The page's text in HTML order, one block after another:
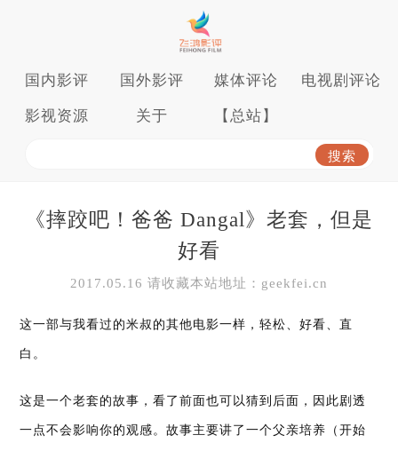
国内影评 国外影评 媒体评论 电视剧评论
影视资源 关于 【总站】
《摔跤吧！爸爸 Dangal》老套，但是
好看
2017.05.16 请收藏本站地址：geekfei.cn
这一部与我看过的米叔的其他电影一样，轻松、好看、直
白。
这是一个老套的故事，看了前面也可以猜到后面，因此剧透
一点不会影响你的观感。故事主要讲了一个父亲培养（开始